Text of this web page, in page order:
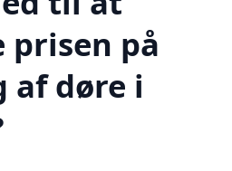
prisen på
af døre i